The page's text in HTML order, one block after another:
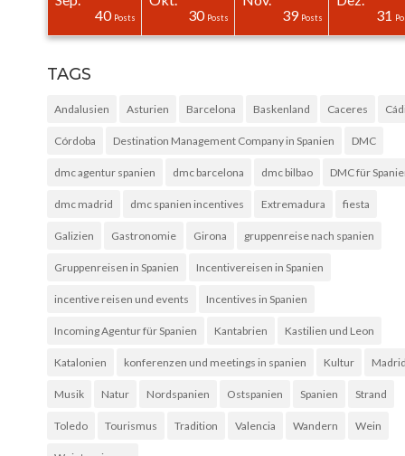
40 Posts
30 Posts
39 Posts
31
TAGS
Andalusien Asturien Barcelona Baskenland Caceres
Córdoba Destination Management Company in Spanien DMC
dmc agentur spanien dmc barcelona dmc bilbao DMC für
dmc madrid dmc spanien incentives Extremadura fiesta
Galizien Gastronomie Girona gruppenreise nach spanien
Gruppenreisen in Spanien Incentivereisen in Spanien
incentive reisen und events Incentives in Spanien
Incoming Agentur für Spanien Kantabrien Kastilien und Leon
Katalonien konferenzen und meetings in spanien Kultur
Musik Natur Nordspanien Ostspanien Spanien Strand
Toledo Tourismus Tradition Valencia Wandern Wein